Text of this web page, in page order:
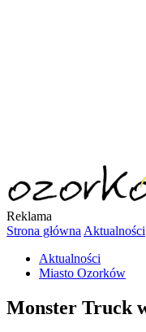
Reklama
Strona główna Aktualności
Aktualności
Miasto Ozorków
Monster Truck